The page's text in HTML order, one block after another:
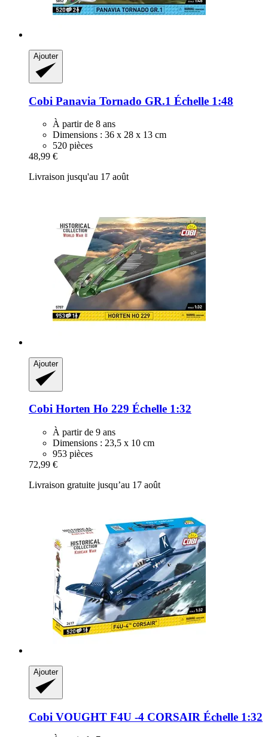
Ajouter
Cobi Panavia Tornado GR.1 Échelle 1:48
À partir de 8 ans
Dimensions : 36 x 28 x 13 cm
520 pièces
48,99 €
Livraison jusqu'au 17 août
Ajouter
Cobi Horten Ho 229 Échelle 1:32
À partir de 9 ans
Dimensions : 23,5 x 10 cm
953 pièces
72,99 €
Livraison gratuite jusqu’au 17 août
Ajouter
Cobi VOUGHT F4U -​4 CORSAIR Échelle 1:32